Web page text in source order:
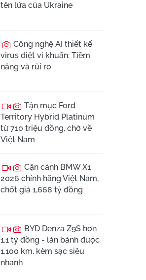
tên lửa của Ukraine
Công nghệ AI thiết kế
virus diệt vi khuẩn: Tiềm
năng và rủi ro
Tận mục Ford
Territory Hybrid Platinum
từ 710 triệu đồng, chờ về
Việt Nam
Cận cảnh BMW X1
2026 chính hãng Việt Nam,
chốt giá 1,668 tỷ đồng
BYD Denza Z9S hơn
1,1 tỷ đồng - lăn bánh được
1.100 km, kèm sạc siêu
nhanh